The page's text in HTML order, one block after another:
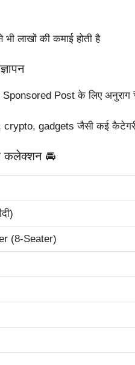
लाखों की कमाई होती है
Sponsored Post के लिए
crypto, gadgets जैसी कई
कलेक्शन 🚘
(8-Seater)